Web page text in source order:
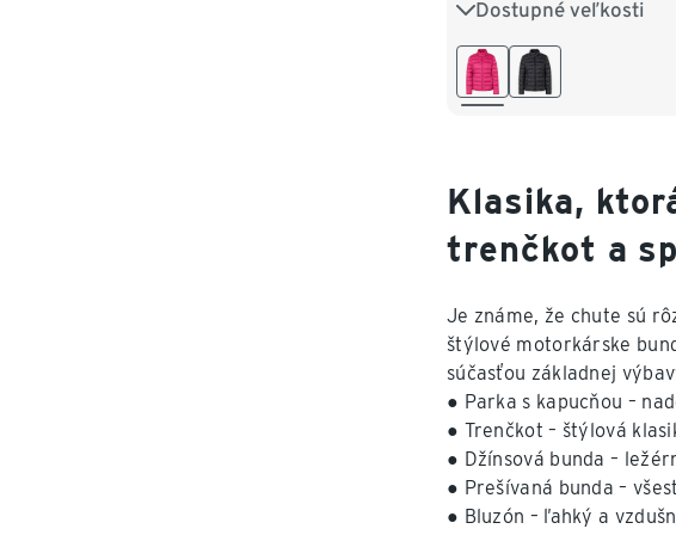
Dostupné veľkosti
36 38 40 42
44 46
Klasika,
trenčkot a
Je známe, že chute sú
štýlové motorkárske
súčasťou základnej
● Parka s kapucňou –
● Trenčkot – štýlová
● Džínsová bunda –
● Prešívaná bunda –
● Bluzón – ľahký a